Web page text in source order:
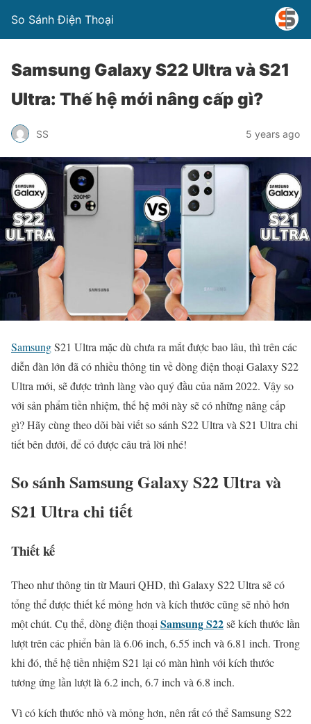
So Sánh Điện Thoại
Samsung Galaxy S22 Ultra và S21
Ultra: Thế hệ mới nâng cấp gì?
SS 5 years ago
SamsungS21 Ultra mặc dù chưa ra mắt được bao lâu, thì trên các
diễn đàn lớn đã có nhiều thông tin về dòng điện thoại Galaxy S22
Ultra mới, sẽ được trình làng vào quý đầu của năm 2022. Vậy so
với sản phẩm tiền nhiệm, thế hệ mới này sẽ có những nâng cấp
gì? Hãy cùng theo dõi bài viết so sánh S22 Ultra và S21 Ultra chi
tiết bên dưới, để có được câu trả lời nhé!
So sánh Samsung Galaxy S22 Ultra và
S21 Ultra chi tiết
Thiết kế
Theo như thông tin từ Mauri QHD, thì Galaxy S22 Ultra sẽ có
tổng thể được thiết kế mỏng hơn và kích thước cũng sẽ nhỏ hơn
một chút. Cụ thể, dòng điện thoại Samsung S22sẽ kích thước lần
lượt trên các phiển bản là 6.06 inch, 6.55 inch và 6.81 inch. Trong
khi đó, thế hệ tiền nhiệm S21 lại có màn hình với kích thước
tương ứng lần lượt là 6.2 inch, 6.7 inch và 6.8 inch.
Vì có kích thước nhỏ và mỏng hơn, nên rất có thể Samsung S22